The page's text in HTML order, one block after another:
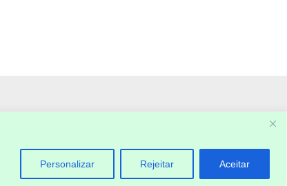
Personalizar Rejeitar Aceitar